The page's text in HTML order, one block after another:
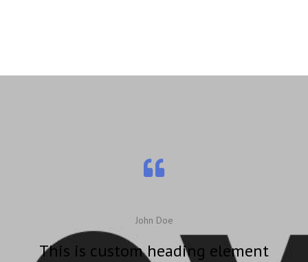
John Doe
This is custom heading element